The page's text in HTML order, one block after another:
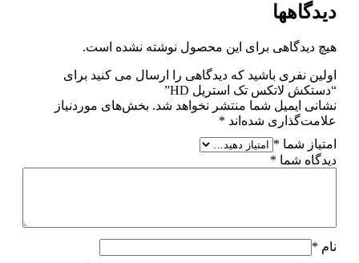
دیدگاهها
هیچ دیدگاهی برای این محصول نوشته نشده است.
اولین نفری باشید که دیدگاهی را ارسال می کنید برای
“دستکش لاتکس تک استریل HD”
نشانی ایمیل شما منتشر نخواهد شد. بخش‌های موردنیاز
علامت‌گذاری شده‌اند *
امتیاز شما *
دیدگاه شما *
نام *